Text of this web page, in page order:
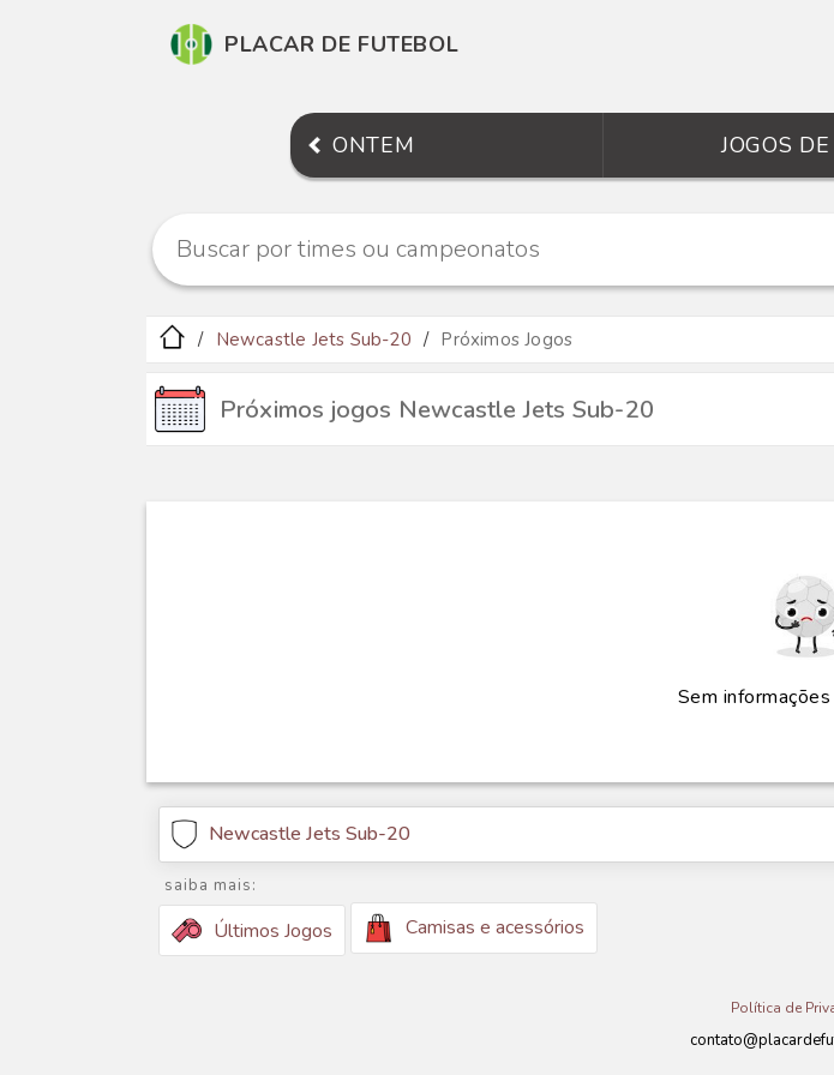
PLACAR DE FUTEBOL
ONTEM JOGOS
Newcastle Jets Sub-20 Próximos Jogos
Próximos jogos Newcastle Jets Sub-20
Sem
Newcastle Jets Sub-20
saiba mais:
Últimos Jogos Camisas e acessórios
Política de